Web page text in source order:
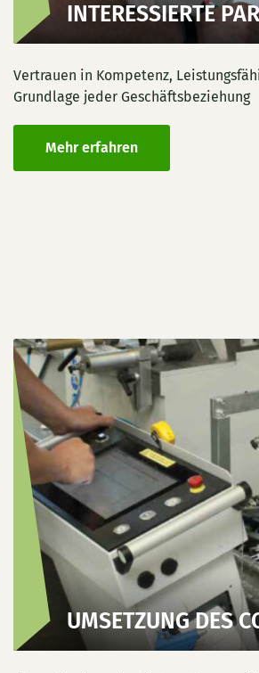
INTERESSIERTE
Vertrauen in Kompetenz,
Grundlage jeder Geschäftsbeziehung
Mehr erfahren
UMSETZUNG DES